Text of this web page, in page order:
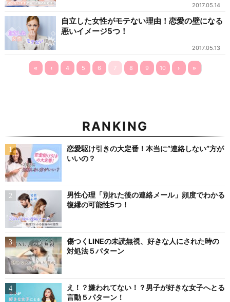
2017.05.14
自立した女性がモテない理由！恋愛の壁になる
悪いイメージ5つ！
2017.05.13
« ‹ 4 5 6 7 8 9 10 › »
RANKING
恋愛駆け引きの大定番！本当に”連絡しない”方が
いいの？
男性心理「別れた後の連絡メール」頻度でわかる
復縁の可能性5つ！
傷つくLINEの未読無視、好きな人にされた時の
対処法５パターン
え！？嫌われてない！？男子が好きな女子へとる
言動５パターン！